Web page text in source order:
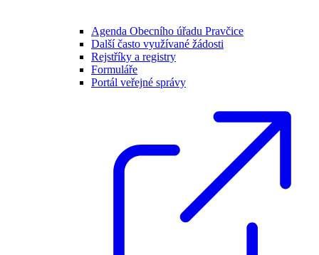
Agenda Obecního úřadu Pravčice
Další často využívané žádosti
Rejstříky a registry
Formuláře
Portál veřejné správy